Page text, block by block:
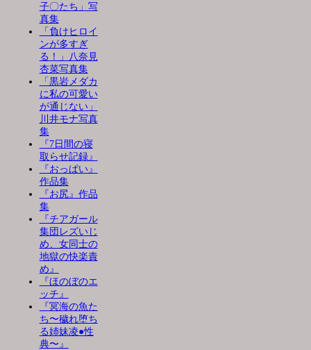
子〇たち」写
真集
「負けヒロイ
ンが多すぎ
る！」八奈見
杏菜写真集
「黒岩メダカ
に私の可愛い
が通じない」
川井モナ写真
集
『7日間の寝
取らせ記録』
『おっぱい』
作品集
『お尻』作品
集
『チアガール
集団レズいじ
め、女同士の
地獄の快楽責
め』
『ほのぼのエ
ッチ』
『冥海の魚た
ち〜穢れ堕ち
る姉妹凌●性
典〜』